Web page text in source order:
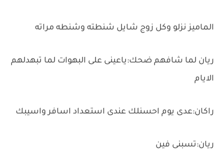
الماميز نزلو وكل زوج شايل شنطته وشنطه مراته
ريان لما شافهم ضحك:ياعينى على البهوات لما تبهدلهم
الايام
راكان:عدى يوم احسنلك عندى استعداد اسافر واسيبك
ريان:تسبنى فين